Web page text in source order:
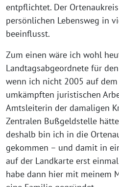
entpflichtet. Der
persönlichen Lebensweg in
beeinflusst.
Zum einen wäre ich wohl
Landtagsabgeordnete für
wenn ich nicht 2005 auf
umkämpften juristischen
Amtsleiterin der damaligen
Zentralen Bußgeldstelle
deshalb bin ich in die
gekommen – und damit in
auf der Landkarte erst
habe dann hier mit meinem